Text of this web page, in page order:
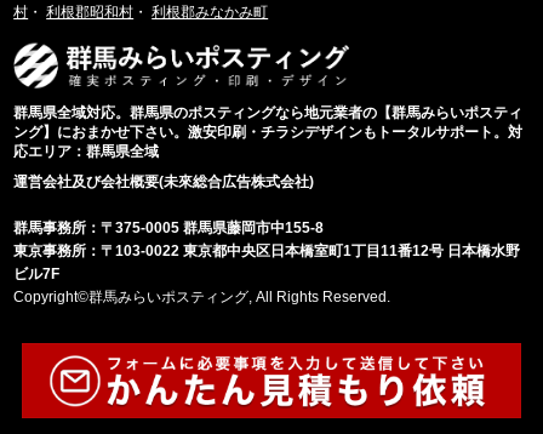
村 ・利根郡昭和村 ・利根郡みなかみ町
群馬県全域対応。群馬県のポスティングなら地元業者の【群馬みらいポスティ
ング】におまかせ下さい。激安印刷・チラシデザインもトータルサポート。対
応エリア：群馬県全域
運営会社及び会社概要(未來総合広告株式会社)
群馬事務所：〒375-0005 群馬県藤岡市中155-8
東京事務所：〒103-0022 東京都中央区日本橋室町1丁目11番12号 日本橋水野
ビル7F
Copyright©群馬みらいポスティング, All Rights Reserved.